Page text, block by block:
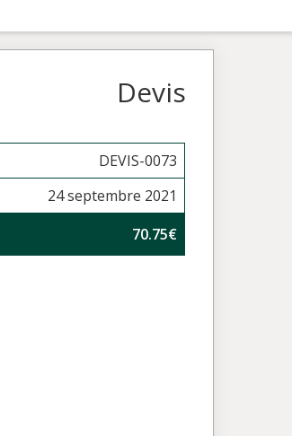
Devis
DEVIS-0073
24 septembre 2021
70.75€